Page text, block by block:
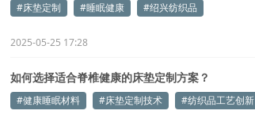
#床垫定制 #睡眠健康 #绍兴纺织品
2025-05-25 17:28
如何选择适合脊椎健康的床垫定制方案？
#健康睡眠材料 #床垫定制技术 #纺织品工艺创新